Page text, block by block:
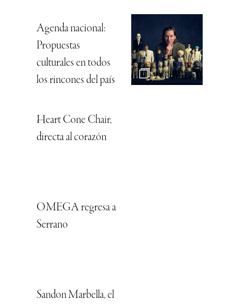
Agenda nacional:
Propuestas
culturales en todos
los rincones del país
Heart Cone Chair,
directa al corazón
OMEGA regresa a
Serrano
Sandon Marbella, el